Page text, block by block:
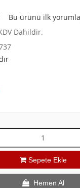
Bu ürünü ilk
Dahildir.
Sepete Ekle
Hemen Al